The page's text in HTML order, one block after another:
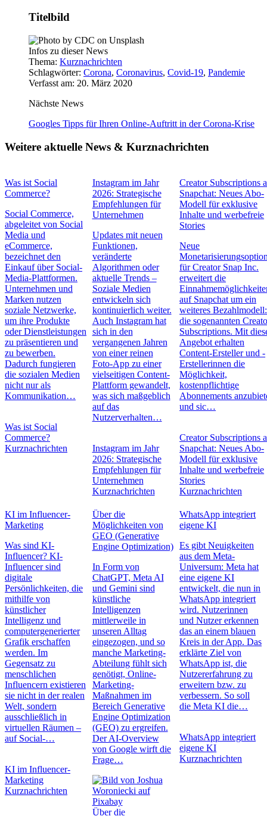
Titelbild
Infos zu dieser News
Thema: Kurznachrichten
Schlagwörter: Corona, Coronavirus, Covid-19, Pandemie
Verfasst am: 20. März 2020
Nächste News
Googles Tipps für Ihren Online-Auftritt in der Corona-Krise
Weitere aktuelle News & Kurznachrichten
Was ist Social
Commerce?
Social Commerce,
abgeleitet von Social
Media und
eCommerce,
bezeichnet den
Einkauf über Social-
Media-Plattformen.
Unternehmen und
Marken nutzen
soziale Netzwerke,
um ihre Produkte
oder Dienstleistungen
zu präsentieren und
zu bewerben.
Dadurch fungieren
die sozialen Medien
nicht nur als
Kommunikation…
Was ist Social
Commerce?
Kurznachrichten
Instagram im Jahr
2026: Strategische
Empfehlungen für
Unternehmen
Updates mit neuen
Funktionen,
veränderte
Algorithmen oder
aktuelle Trends –
Soziale Medien
entwickeln sich
kontinuierlich weiter.
Auch Instagram hat
sich in den
vergangenen Jahren
von einer reinen
Foto-App zu einer
vielseitigen Content-
Plattform gewandelt,
was sich maßgeblich
auf das
Nutzerverhalten…
Instagram im Jahr
2026: Strategische
Empfehlungen für
Unternehmen
Kurznachrichten
Creator Subscriptions
Snapchat: Neues Abo-
Modell für exklusive
Inhalte und werbefreie
Stories
Neue
für Creator Snap Inc.
erweitert die
auf Snapchat um ein
weiteres Bezahlmodell:
die sogenannten
Subscriptions. Mit
Angebot erhalten
Content-Ersteller und -
Erstellerinnen die
Möglichkeit,
kostenpflichtige
Abonnements
und sic…
Creator Subscriptions
Snapchat: Neues Abo-
Modell für exklusive
Inhalte und werbefreie
Stories
Kurznachrichten
KI im Influencer-
Marketing
Was sind KI-
Influencer? KI-
Influencer sind
digitale
Persönlichkeiten, die
mithilfe von
künstlicher
Intelligenz und
computergenerierter
Grafik erschaffen
werden. Im
Gegensatz zu
menschlichen
Influencern existieren
sie nicht in der realen
Welt, sondern
ausschließlich in
virtuellen Räumen –
auf Social-…
KI im Influencer-
Marketing
Kurznachrichten
Über die
Möglichkeiten von
GEO (Generative
Engine Optimization)
In Form von
ChatGPT, Meta AI
und Gemini sind
künstliche
Intelligenzen
mittlerweile in
unseren Alltag
eingezogen, und so
manche Marketing-
Abteilung fühlt sich
genötigt, Online-
Marketing-
Maßnahmen im
Bereich Generative
Engine Optimization
(GEO) zu ergreifen.
Der AI-Overview
von Google wirft die
Frage…
Über die
WhatsApp integriert
eigene KI
Es gibt Neuigkeiten
aus dem Meta-
Universum: Meta hat
eine eigene KI
entwickelt, die nun in
WhatsApp integriert
wird. Nutzerinnen
und Nutzer erkennen
das an einem blauen
Kreis in der App. Das
erklärte Ziel von
WhatsApp ist, die
Nutzererfahrung zu
erweitern bzw. zu
verbessern. So soll
die Meta KI die…
WhatsApp integriert
eigene KI
Kurznachrichten